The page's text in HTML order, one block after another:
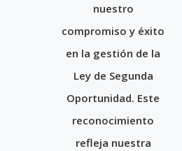
nuestro
compromiso y éxito
en la gestión de la
Ley de Segunda
Oportunidad. Este
reconocimiento
refleja nuestra